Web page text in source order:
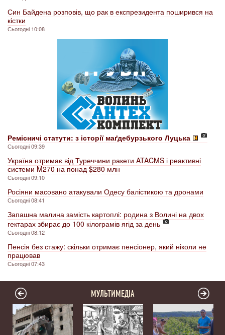
Син Байдена розповів, що рак в експрезидента поширився на
кістки
Сьогодні 10:08
Ремісничі статути: з історії маґдебурзького Луцька
Сьогодні 09:39
Україна отримає від Туреччини ракети ATACMS і реактивні
системи M270 на понад $280 млн
Сьогодні 09:10
Росіяни масовано атакували Одесу балістикою та дронами
Сьогодні 08:41
Запашна малина замість картоплі: родина з Волині на двох
гектарах збирає до 100 кілограмів ягід за день
Сьогодні 08:12
Пенсія без стажу: скільки отримає пенсіонер, який ніколи не
працював
Сьогодні 07:43
МУЛЬТИМЕДІА